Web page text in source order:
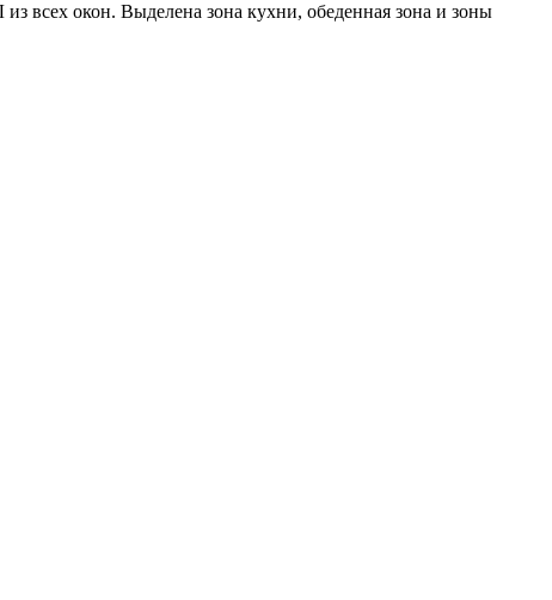
окон. Выделена зона кухни, обеденная зона и зоны